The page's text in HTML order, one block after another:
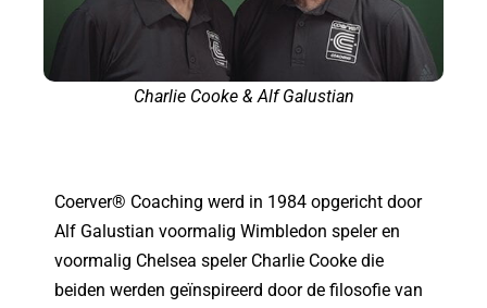
Charlie Cooke & Alf Galustian
Coerver® Coaching werd in 1984 opgericht door
Alf Galustian voormalig Wimbledon speler en
voormalig Chelsea speler Charlie Cooke die
beiden werden geïnspireerd door de filosofie van